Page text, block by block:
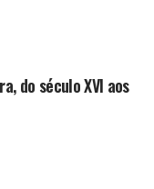
do século XVI aos